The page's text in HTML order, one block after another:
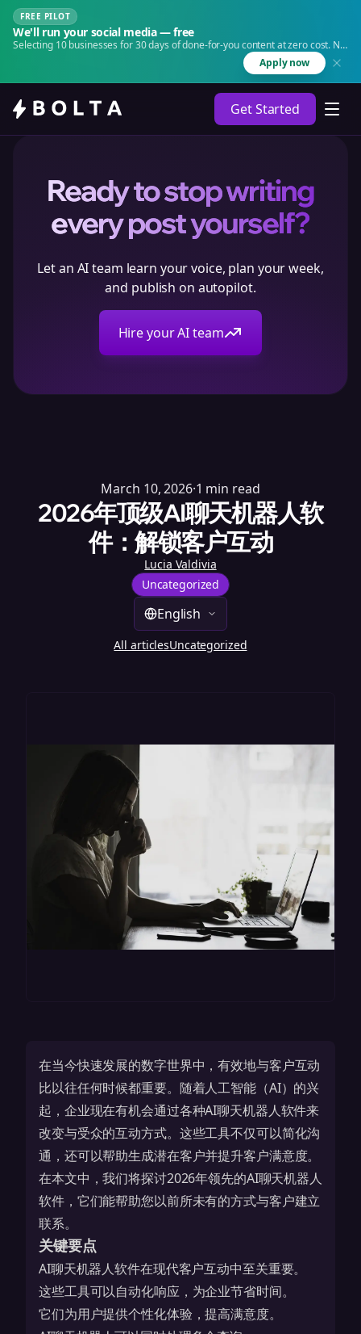
FREE PILOT
We'll run your social media — free
Selecting 10 businesses for 30 days of done-for-you content at zero cost. No
Apply now
Get Started
Ready to stop writing
every post yourself?
Let an AI team learn your voice, plan your week,
and publish on autopilot.
Hire your AI team
March 10, 2026·1 min read
2026年顶级AI聊天机器人软
件：解锁客户互动
Lucia Valdivia
Uncategorized
English
All articlesUncategorized
在当今快速发展的数字世界中，有效地与客户互动
比以往任何时候都重要。随着人工智能（AI）的兴
起，企业现在有机会通过各种AI聊天机器人软件来
改变与受众的互动方式。这些工具不仅可以简化沟
通，还可以帮助生成潜在客户并提升客户满意度。
在本文中，我们将探讨2026年领先的AI聊天机器人
软件，它们能帮助您以前所未有的方式与客户建立
联系。
关键要点
AI聊天机器人软件在现代客户互动中至关重要。
这些工具可以自动化响应，为企业节省时间。
它们为用户提供个性化体验，提高满意度。